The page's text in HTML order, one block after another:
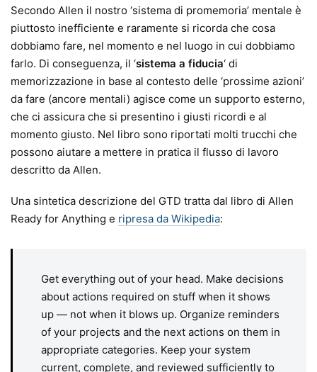
Secondo Allen il nostro ‘sistema di promemoria’ mentale è
piuttosto inefficiente e raramente si ricorda che cosa
dobbiamo fare, nel momento e nel luogo in cui dobbiamo
farlo. Di conseguenza, il ‘sistema a fiducia‘ di
memorizzazione in base al contesto delle ‘prossime azioni’
da fare (ancore mentali) agisce come un supporto esterno,
che ci assicura che si presentino i giusti ricordi e al
momento giusto. Nel libro sono riportati molti trucchi che
possono aiutare a mettere in pratica il flusso di lavoro
descritto da Allen.
Una sintetica descrizione del GTD tratta dal libro di Allen
Ready for Anything e ripresa da Wikipedia:
Get everything out of your head. Make decisions
about actions required on stuff when it shows
up — not when it blows up. Organize reminders
of your projects and the next actions on them in
appropriate categories. Keep your system
current, complete, and reviewed sufficiently to